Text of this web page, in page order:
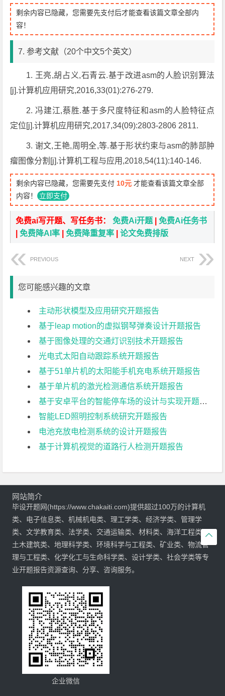
剩余内容已隐藏，您需要先支付后才能查看该篇文章全部内
容！
7. 参考文献（20个中文5个英文）
1. 王亮,胡占义,石青云.基于改进asm的人脸识别算法
[j].计算机应用研究,2016,33(01):276-279.
2. 冯建江,蔡胜.基于多尺度特征和asm的人脸特征点
定位[j].计算机应用研究,2017,34(09):2803-2806 2811.
3. 谢文,王艳,周明全,等.基于形状约束与asm的肺部肿
瘤图像分割[j].计算机工程与应用,2018,54(11):140-146.
剩余内容已隐藏，您需要先支付 10元 才能查看该篇文章全部
内容！ 立即支付
免费ai写开题、写任务书：免费Ai开题 |免费Ai任务书
|免费降AI率 |免费降重复率 |论文免费排版
PREVIOUS NEXT
您可能感兴趣的文章
主动形状模型及应用研究开题报告
基于leap motion的虚拟钢琴弹奏设计开题报告
基于图像处理的交通灯识别技术开题报告
光电式太阳自动跟踪系统开题报告
基于51单片机的太阳能手机充电系统开题报告
基于单片机的激光检测通信系统开题报告
基于安卓平台的智能停车场的设计与实现开题报告
智能LED照明控制系统研究开题报告
电池充放电检测系统的设计开题报告
基于计算机视觉的道路行人检测开题报告

网站简介
毕设开题网(https://www.chakaiti.com)提供超过100万的计算机
类、电子信息类、机械机电类、理工学类、经济学类、管理学
类、文学教育类、法学类、交通运输类、材料类、海洋工程类、
土木建筑类、地理科学类、环境科学与工程类、矿业类、物流管
理与工程类、化学化工与生命科学类、设计学类、社会学类等专
业开题报告资源查询、分享、咨询服务。
企业微信